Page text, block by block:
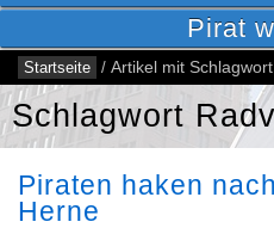
Pirat
Startseite / Artikel mit
Schlagwort
Piraten haken
Herne